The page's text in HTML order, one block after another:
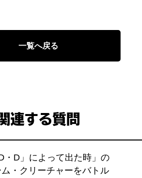
一覧へ戻る
連する質問
・D」によって出た時」の
・クリーチャーをバトル